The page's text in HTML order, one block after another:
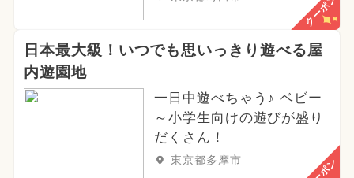
クーポン
日本最大級！いつでも思いっきり遊べる屋
内遊園地
一日中遊べちゃう♪ ベビー
～小学生向けの遊びが盛り
だくさん！
東京都多摩市